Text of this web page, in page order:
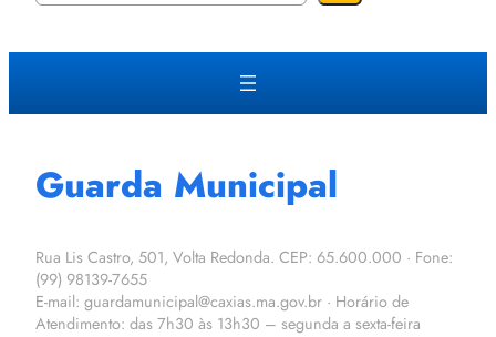
u
a
Guarda Municipal
Rua Lis Castro, 501, Volta Redonda. CEP: 65.600.000 · Fone:
(99) 98139-7655
E-mail: guardamunicipal@caxias.ma.gov.br · Horário de
Atendimento: das 7h30 às 13h30 – segunda a sexta-feira